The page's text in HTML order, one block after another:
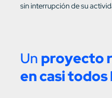
sin interrupción de su
Un proyecto
en casi